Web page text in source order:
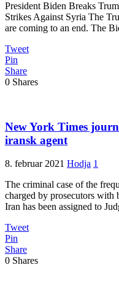
President Biden Breaks
Strikes Against Syria The
are coming to an end. The
Tweet
Pin
Share
0 Shares
New York Times
iransk agent
8. februar 2021 Hodja 1
The criminal case of the
charged by prosecutors with
Iran has been assigned to
Tweet
Pin
Share
0 Shares